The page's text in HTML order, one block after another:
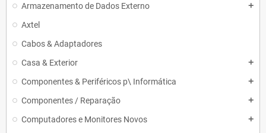
Armazenamento de Dados Externo add
Axtel
Cabos & Adaptadores
Casa & Exterior
add
Componentes & Periféricos p\ Informática add
Componentes / Reparação add
Computadores e Monitores Novos add